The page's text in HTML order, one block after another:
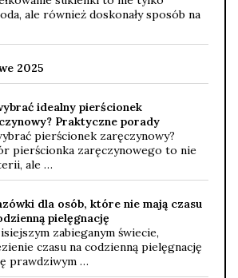
ale również doskonały sposób na
2025
idealny pierścionek
Praktyczne porady
pierścionek zaręczynowy?
pierścionka zaręczynowego to nie
ale …
dla osób, które nie mają czasu
pielęgnację
zabieganym świecie,
czasu na codzienną pielęgnację
prawdziwym …